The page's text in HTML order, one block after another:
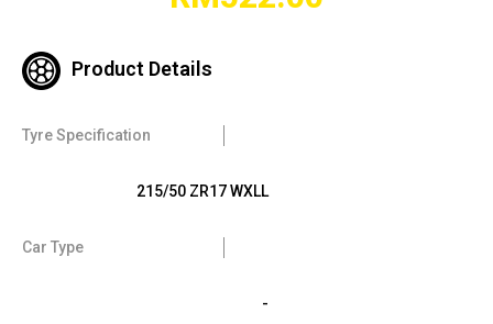
Product Details
Tyre Specification
215/50 ZR17 WXLL
Car Type
-